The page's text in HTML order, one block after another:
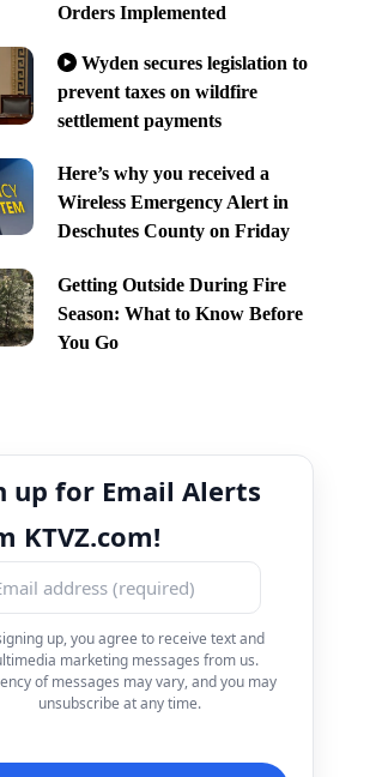
Orders Implemented
Wyden secures legislation to
prevent taxes on wildfire
settlement payments
Here’s why you received a
Wireless Emergency Alert in
Deschutes County on Friday
Getting Outside During Fire
Season: What to Know Before
You Go
up for Email Alerts
KTVZ.com!
up, you agree to receive text and
marketing messages from us.
of messages may vary, and you may
unsubscribe at any time.